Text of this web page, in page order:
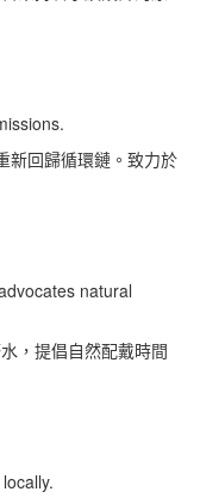
新回歸循環鏈。致力於
natural
，提倡自然配戴時間